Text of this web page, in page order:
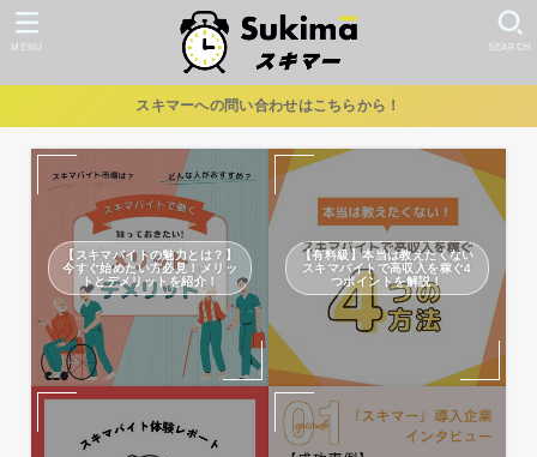
SEARCH
MENU
スキマーへの問い合わせはこちらから！
【スキマバイトの魅力とは？】
今すぐ始めたい方必見！メリッ
トとデメリットを紹介！
【有料級】本当は教えたくない
スキマバイトで高収入を稼ぐ4
つポイントを解説！